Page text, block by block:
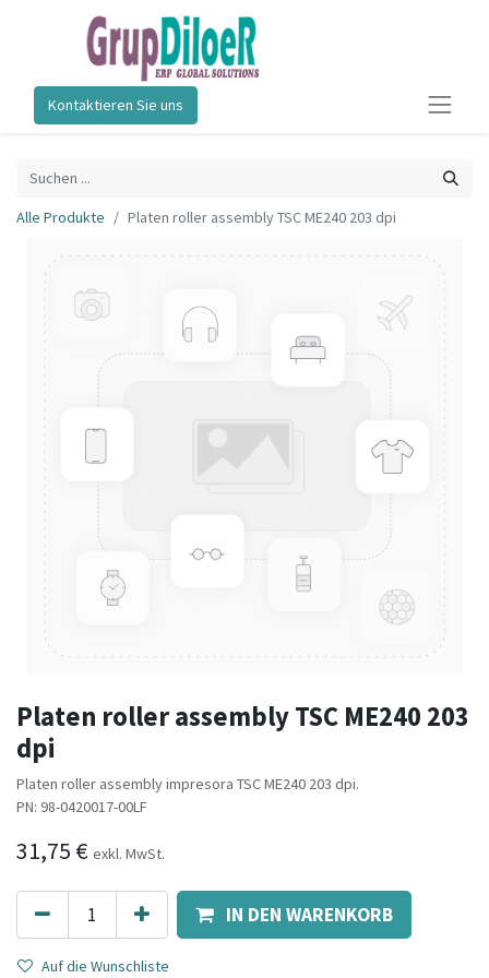
Kontaktieren Sie uns
Alle Produkte Platen roller assembly TSC ME240 203 dpi
Platen roller assembly TSC ME240 203
dpi
Platen roller assembly impresora TSC ME240 203 dpi.
PN: 98-0420017-00LF
31,75 € exkl. MwSt.
IN DEN WARENKORB
Auf die Wunschliste